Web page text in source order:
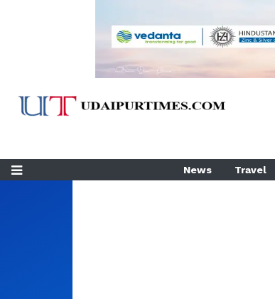
News Travel